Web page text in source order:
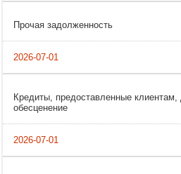
Прочая задолженность
Кредиты, предоставленные
обесценение